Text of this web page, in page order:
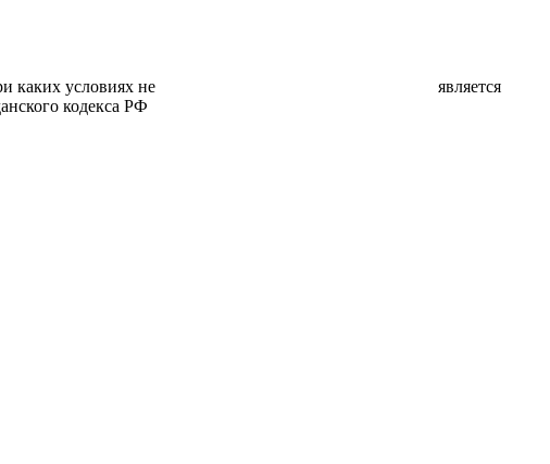
и ни при каких условиях не является
кодекса РФ